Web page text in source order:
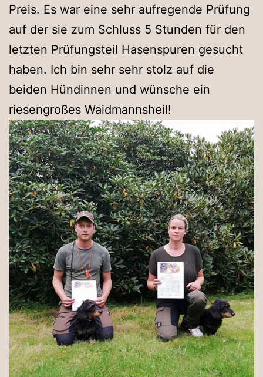
Preis. Es war eine sehr aufregende Prüfung
auf der sie zum Schluss 5 Stunden für den
letzten Prüfungsteil Hasenspuren gesucht
haben. Ich bin sehr sehr stolz auf die
beiden Hündinnen und wünsche ein
riesengroßes Waidmannsheil!